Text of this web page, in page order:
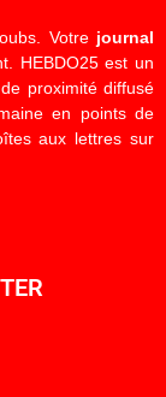
Votre journal
HEBDO25 est un
proximité diffusé
en points de
aux lettres sur